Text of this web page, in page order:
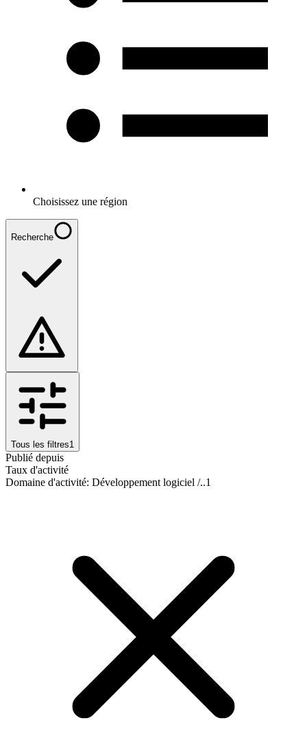
Choisissez une région
Recherche
Tous les filtres1
Publié depuis
Taux d'activité
Domaine d'activité: Développement logiciel /..1